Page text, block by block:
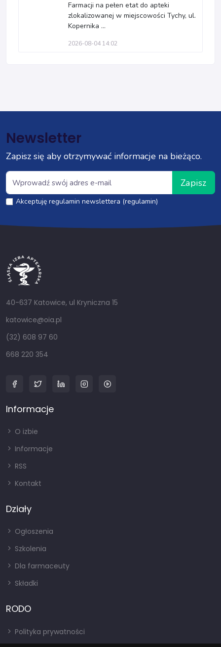
Farmacji na pełen etat do apteki
zlokalizowanej w miejscowości Tychy, ul.
Kopernika ...
2026-08-04 14:02
Newsletter
Zapisz się aby otrzymywać informacje na bieżąco.
Zapisz
Akceptuję regulamin newslettera (regulamin)
40-637 Katowice, ul Kryniczna 15
katowice@oia.pl
(32) 608 97 60
668 220 354
Informacje
O izbie
Informacje
RSS
Kontakt
Działy
Ogłoszenia
Szkolenia
Dla farmaceuty
Składki
RODO
Polityka prywatności